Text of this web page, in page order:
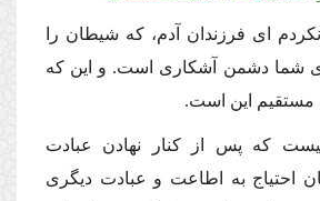
نكردم اى فرزندان آدم، كه شیطان را
شما دشمن آشكارى است. و این كه
مستقیم این است.
كه پس از كنار نهادن عبادت
احتیاج به اطاعت و عبادت دیگرى